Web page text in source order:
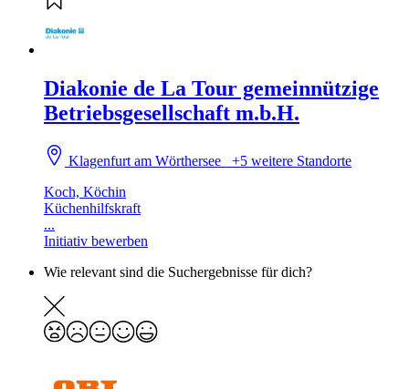
Diakonie de La Tour gemeinnützige
Betriebsgesellschaft m.b.H.
Klagenfurt am Wörthersee+5 weitere Standorte
Koch, Köchin
Küchenhilfskraft
...
Initiativ bewerben
Wie relevant sind die Suchergebnisse für dich?